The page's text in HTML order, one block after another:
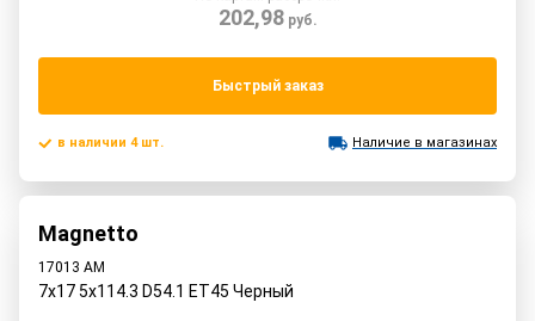
202,98руб.
Быстрый заказ
в наличии 4 шт. Наличие в магазинах
Magnetto
17013 AM
7x17 5x114.3 D54.1 ET45 Черный